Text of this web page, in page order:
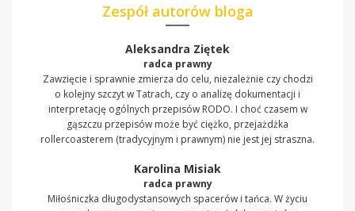
Zespół autorów bloga
Aleksandra Ziętek
radca prawny
Zawzięcie i sprawnie zmierza do celu, niezależnie czy chodzi
o kolejny szczyt w Tatrach, czy o analizę dokumentacji i
interpretację ogólnych przepisów RODO. I choć czasem w
gąszczu przepisów może być ciężko, przejażdżka
rollercoasterem (tradycyjnym i prawnym) nie jest jej straszna.
Karolina Misiak
radca prawny
Miłośniczka długodystansowych spacerów i tańca. W życiu